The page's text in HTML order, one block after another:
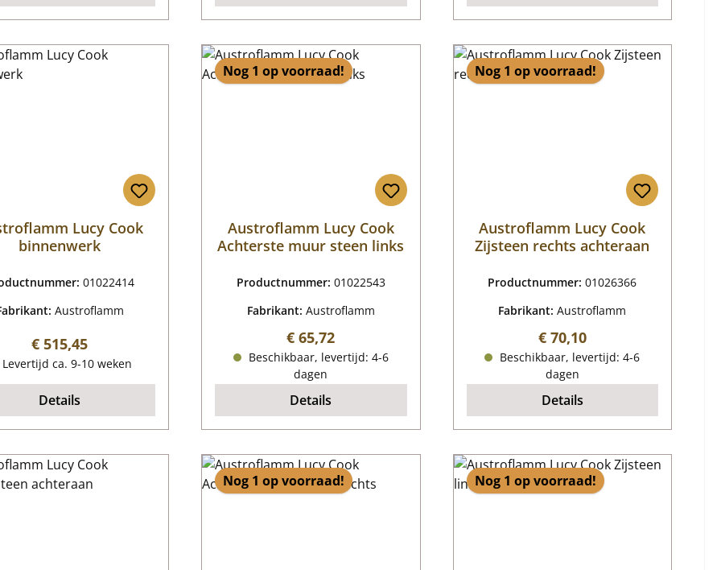
Lucy Cook
binnenwerk
01022414
Austroflamm
Normale prijs:
€ 515,45
Levertijd ca. 9-10 weken
Details
Nog 1 op voorraad!
Austroflamm Lucy Cook
Achterste muur steen links
Productnummer: 01022543
Fabrikant: Austroflamm
Normale prijs:
€ 65,72
Beschikbaar, levertijd: 4-6
dagen
Details
Nog 1 op voorraad!
Austroflamm Lucy Cook
Zijsteen rechts achteraan
Productnummer:01026366
Fabrikant:Austroflamm
Normale prijs:
€ 70,10
Beschikbaar, levertijd: 4-6
dagen
Details
Nog 1 op voorraad! Nog 1 op voorraad!